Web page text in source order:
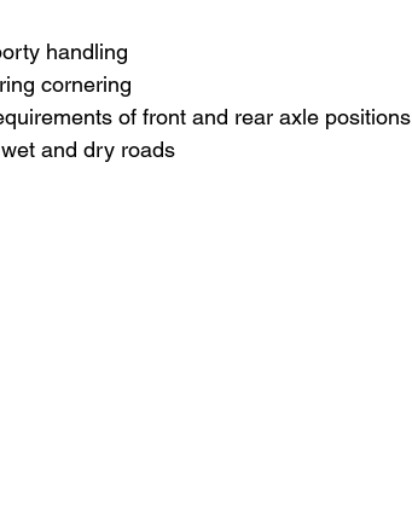
handling
cornering
of front and rear axle positions
and dry roads